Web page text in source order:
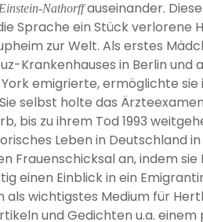
Nathorffauseinander.
Sprache ein Stück verlorene
zur Welt. Als erstes
Krankenhauses in Berlin und
emigrierte, ermöglichte
selbst holte das
bis zu ihrem Tod 1993
Leben in Deutschland
an, indem
Einblick in ein
wichtigstes Medium für
und Gedichten u.a.